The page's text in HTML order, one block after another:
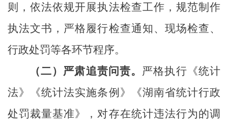
则，依法依规开展执法检查工作，规范制作
执法文书，严格履行检查通知、现场检查、
行政处罚等各环节程序。
（二）严肃追责问责。 严格执行《统计
法》《统计法实施条例》《湖南省统计行政
处罚裁量基准》，对存在统计违法行为的调